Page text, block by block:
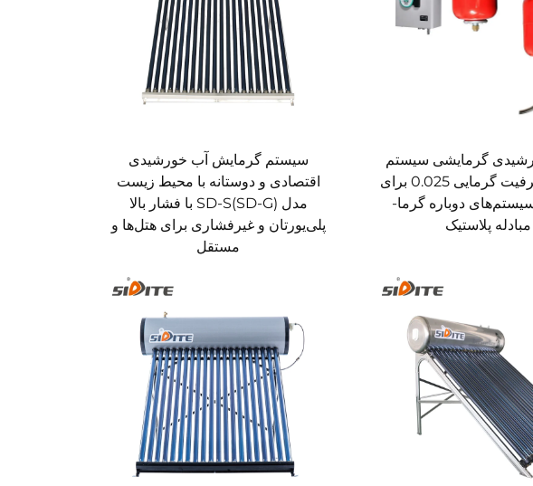
گرمایشی سیستم
گسترده ظرفیت گرمایی 0.025 برای
دوباره گرما-
مبادله پلاستیک
سیستم گرمایش آب خورشیدی
اقتصادی و دوستانه با محیط زیست
مدل SD-S(SD-G) با فشار بالا
پلی‌یورتان و غیرفشاری برای هتل‌ها و
مستقل